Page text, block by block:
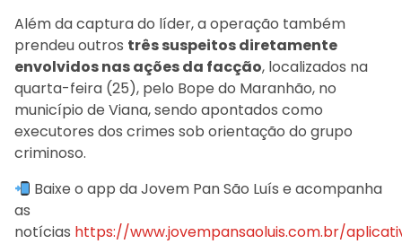
Além da captura do líder, a operação também
prendeu outros três suspeitos diretamente
envolvidos nas ações da facção, localizados na
quarta-feira (25), pelo Bope do Maranhão, no
município de Viana, sendo apontados como
executores dos crimes sob orientação do grupo
criminoso.
Baixe o app da Jovem Pan São Luís e acompanha
as
notícias https://www.jovempansaoluis.com.br/